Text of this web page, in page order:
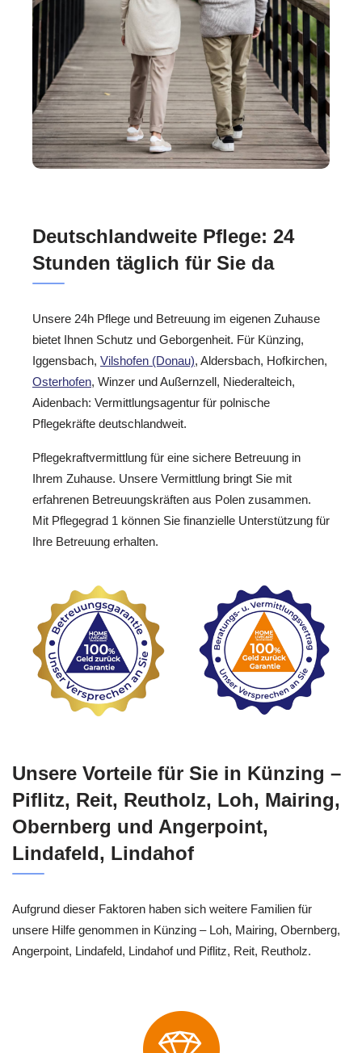
Deutschlandweite Pflege: 24
Stunden täglich für Sie da
Unsere 24h Pflege und Betreuung im eigenen Zuhause
bietet Ihnen Schutz und Geborgenheit. Für Künzing,
Iggensbach, Vilshofen (Donau), Aldersbach, Hofkirchen,
Osterhofen, Winzer und Außernzell, Niederalteich,
Aidenbach: Vermittlungsagentur für polnische
Pflegekräfte deutschlandweit.
Pflegekraftvermittlung für eine sichere Betreuung in
Ihrem Zuhause. Unsere Vermittlung bringt Sie mit
erfahrenen Betreuungskräften aus Polen zusammen.
Mit Pflegegrad 1 können Sie finanzielle Unterstützung für
Ihre Betreuung erhalten.
Unsere Vorteile für Sie in Künzing –
Piflitz, Reit, Reutholz, Loh, Mairing,
Obernberg und Angerpoint,
Lindafeld, Lindahof
Aufgrund dieser Faktoren haben sich weitere Familien für
unsere Hilfe genommen in Künzing – Loh, Mairing, Obernberg,
Angerpoint, Lindafeld, Lindahof und Piflitz, Reit, Reutholz.